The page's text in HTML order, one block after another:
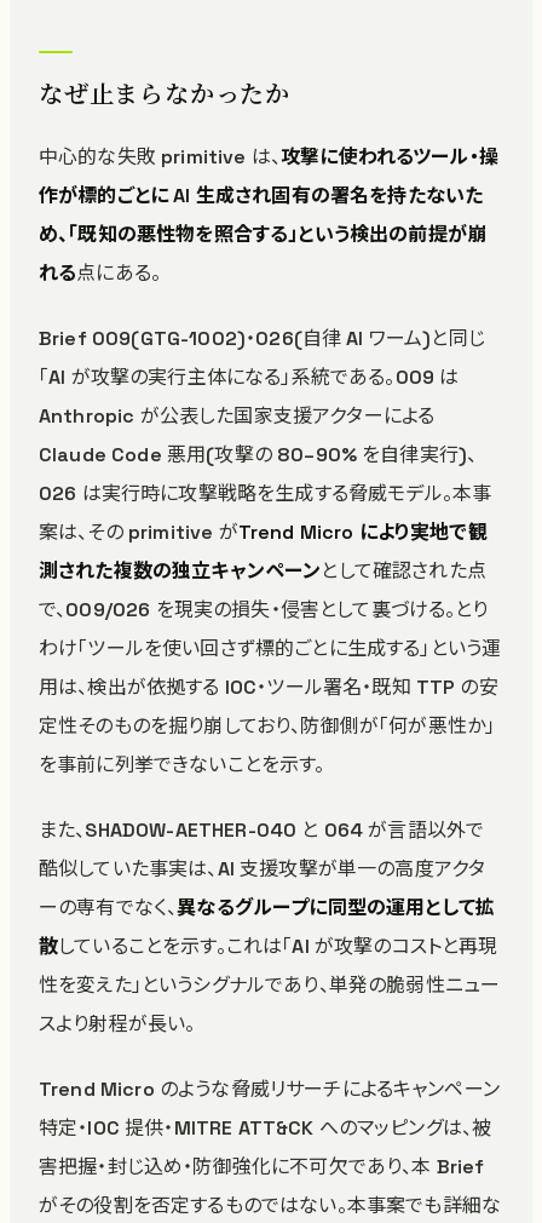
なぜ止まらなかったか
中心的な失敗 primitive は、攻撃に使われるツール・操
作が標的ごとに AI 生成され固有の署名を持たないた
め、「既知の悪性物を照合する」という検出の前提が崩
れる点にある。
Brief 009(GTG-1002)・026(自律 AI ワーム)と同じ
「AI が攻撃の実行主体になる」系統である。009 は
Anthropic が公表した国家支援アクターによる
Claude Code 悪用(攻撃の 80–90% を自律実行)、
026 は実行時に攻撃戦略を生成する脅威モデル。本事
案は、その primitive がTrend Micro により実地で観
測された複数の独立キャンペーンとして確認された点
で、009/026 を現実の損失・侵害として裏づける。とり
わけ「ツールを使い回さず標的ごとに生成する」という運
用は、検出が依拠する IOC・ツール署名・既知 TTP の安
定性そのものを掘り崩しており、防御側が「何が悪性か」
を事前に列挙できないことを示す。
また、SHADOW-AETHER-040 と 064 が言語以外で
酷似していた事実は、AI 支援攻撃が単一の高度アクタ
ーの専有でなく、異なるグループに同型の運用として拡
散していることを示す。これは「AI が攻撃のコストと再現
性を変えた」というシグナルであり、単発の脆弱性ニュー
スより射程が長い。
Trend Micro のような脅威リサーチによるキャンペーン
特定・IOC 提供・MITRE ATT&CK へのマッピングは、被
害把握・封じ込め・防御強化に不可欠であり、本 Brief
がその役割を否定するものではない。本事案でも詳細な